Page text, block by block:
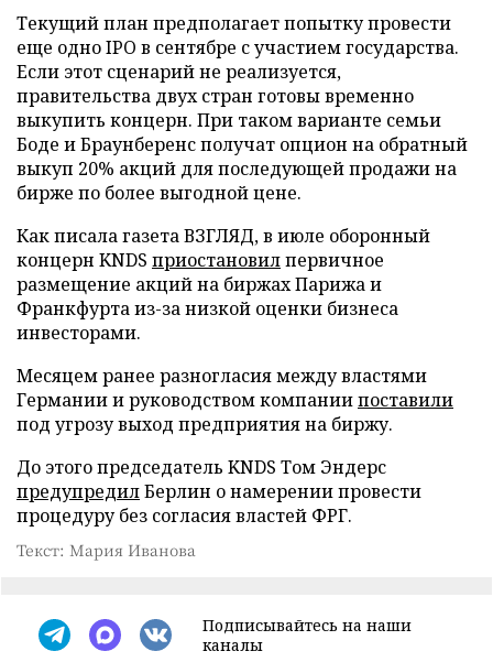
Текущий план предполагает попытку провести
еще одно IPO в сентябре с участием государства.
Если этот сценарий не реализуется,
правительства двух стран готовы временно
выкупить концерн. При таком варианте семьи
Боде и Браунберенс получат опцион на обратный
выкуп 20% акций для последующей продажи на
бирже по более выгодной цене.
Как писала газета ВЗГЛЯД, в июле оборонный
концерн KNDS приостановилпервичное
размещение акций на биржах Парижа и
Франкфурта из-за низкой оценки бизнеса
инвесторами.
Месяцем ранее разногласия между властями
Германии и руководством компаниипоставили
под угрозу выход предприятия на биржу.
До этого председатель KNDS Том Эндерс
предупредилБерлин о намерении провести
процедуру без согласия властей ФРГ.
Текст: Мария Иванова
Подписывайтесь на наши
каналы